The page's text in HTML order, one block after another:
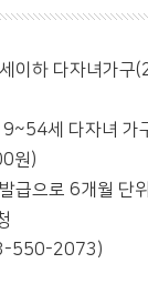
하 다자녀가구
세 다자녀 가
원)
급으로 6개월 단
550-2073)